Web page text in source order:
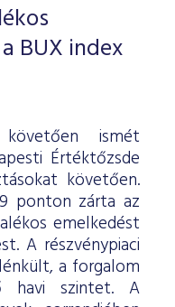
BUX index
ismét
Értéktőzsde
követően.
ponton zárta az
emelkedést
A részvénypiaci
a forgalom
havi szintet. A